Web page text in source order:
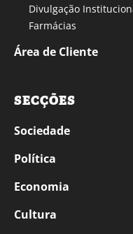
Divulgação
Farmácias
Área de Cliente
SECÇÕES
Sociedade
Política
Economia
Cultura